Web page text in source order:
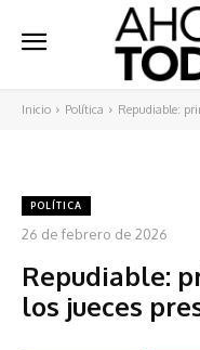
Inicio Política Repudiable:
POLÍTICA
26 de febrero de 2026
Repudiable:
los jueces